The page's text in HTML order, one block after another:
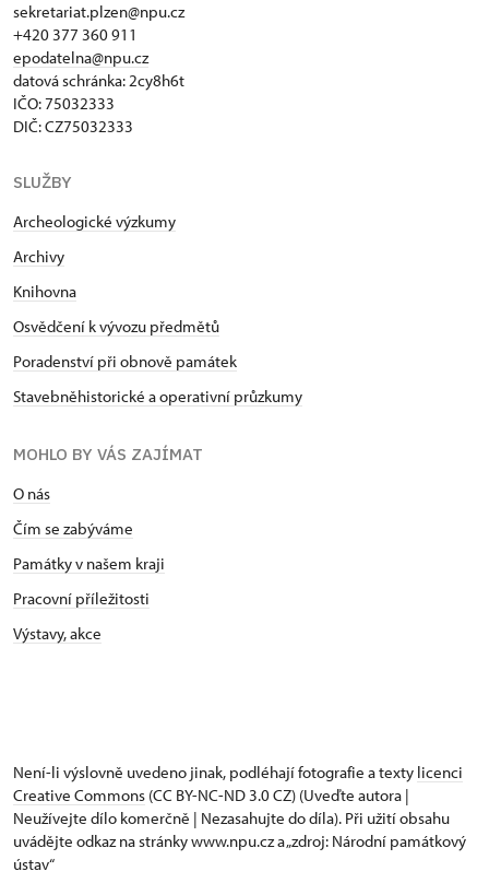
sekretariat.plzen@npu.cz
+420 377 360 911
epodatelna@npu.cz
datová schránka: 2cy8h6t​
IČO: 75032333
DIČ: CZ75032333
SLUŽBY
Archeologické výzkumy
Archivy
Knihovna
Osvědčení k vývozu předmětů
Poradenství při obnově památek
Stavebněhistorické a operativní průzkumy
MOHLO BY VÁS ZAJÍMAT
O nás
Čím se zabýváme
Památky v našem kraji
Pracovní příležitosti
Výstavy, akce
Není-li výslovně uvedeno jinak, podléhají fotografie a texty licenci
Creative Commons (CC BY-NC-ND 3.0 CZ) (Uveďte autora |
Neužívejte dílo komerčně | Nezasahujte do díla). Při užití obsahu
uvádějte odkaz na stránky www.npu.cz a „zdroj: Národní památkový
ústav“